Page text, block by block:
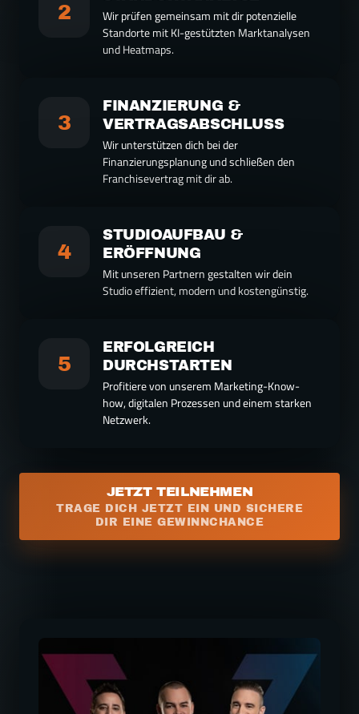
2
Wir prüfen gemeinsam mit dir potenzielle
Standorte mit KI-gestützten Marktanalysen
3
FINANZIERUNG &
VERTRAGSABSCHLUSS
Wir unterstützen dich bei der
Finanzierungsplanung und schließen den
4
STUDIOAUFBAU &
Mit unseren Partnern gestalten wir dein
5
ERFOLGREICH
Profitiere von unserem Marketing-Know-
how, digitalen Prozessen und einem starken
JETZT TEILNEHMEN
TRAGE DICH JETZT EIN UND SICHERE
DIR EINE GEWINNCHANCE